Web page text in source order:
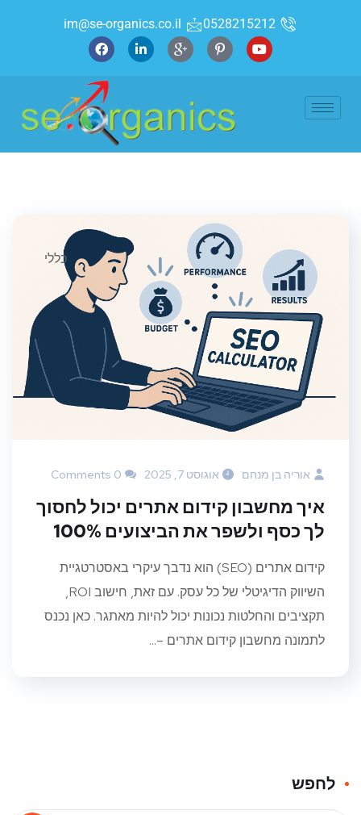
0528215212
im@se-organics.co.il
כללי
אוריה בן מנחם אוגוסט 7, 2025 0 Comments
איך מחשבון קידום אתרים יכול לחסוך
לך כסף ולשפר את הביצועים 100%
קידום אתרים (SEO) הוא נדבך עיקרי באסטרטגיית
השיווק הדיגיטלי של כל עסק. עם זאת, חישוב ROI,
תקציבים והחלטות נכונות יכול להיות מאתגר. כאן נכנס
לתמונה מחשבון קידום אתרים –...
לחפש